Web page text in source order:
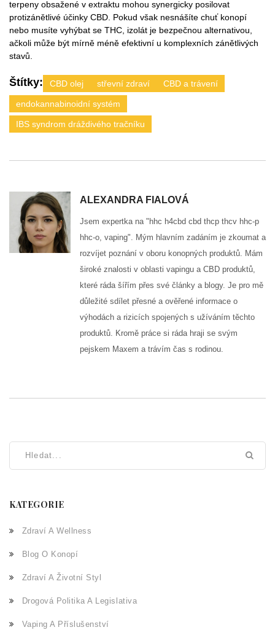
terpeny obsažené v extraktu mohou synergicky posilovat
protizánětlivé účinky CBD. Pokud však nesnášíte chuť konopí
nebo musíte vyhýbat se THC, izolát je bezpečnou alternativou,
ačkoli může být mírně méně efektivní u komplexních zánětlivých
stavů.
Štítky: CBD olej střevní zdraví CBD a trávení
endokannabinoidní systém
IBS syndrom dráždivého tračníku
ALEXANDRA FIALOVÁ
Jsem expertka na "hhc h4cbd cbd thcp thcv hhc-p
hhc-o, vaping". Mým hlavním zadáním je zkoumat a
rozvíjet poznání v oboru konopných produktů. Mám
široké znalosti v oblasti vapingu a CBD produktů,
které ráda šířím přes své články a blogy. Je pro mě
důležité sdílet přesné a ověřené informace o
výhodách a rizicích spojených s užíváním těchto
produktů. Kromě práce si ráda hraji se svým
pejskem Maxem a trávím čas s rodinou.
KATEGORIE
Zdraví A Wellness
Blog O Konopí
Zdraví A Životní Styl
Drogová Politika A Legislativa
Vaping A Příslušenství